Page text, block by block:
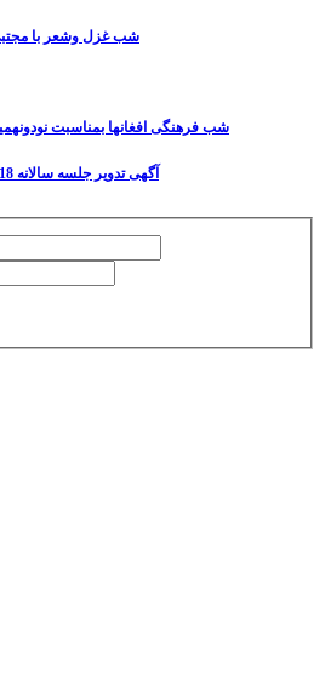
شب غزل وشعر با
شب فرهنگی افغانها بمناسبت
آگهی تدویر جلسه سالانه 2018 انجمن افغانها در سویدن